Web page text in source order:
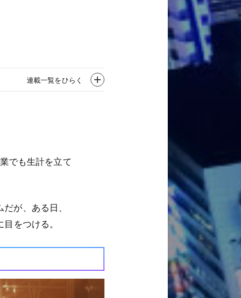
連載一覧をひらく
でも生計を立て
が、ある日、
をつける。